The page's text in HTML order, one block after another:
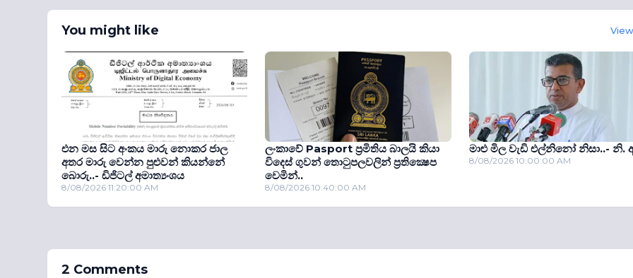
You might like
එන මස සිට අංකය මාරු නොකර ජාල
අතර මාරු වෙන්න පුළුවන් කියන්නේ
බොරු..- ඩිජිටල් අමාත්‍යංශය
8/08/2026 11:20:00 AM
ලංකාවේ Pasport ප‍්‍රමිතිය බාලයි කියා
විදෙස් ගුවන් තොටුපලවලින් ප‍්‍රතික්‍ෂෙප
වෙමින්..
8/08/2026 10:40:00 AM
මාළු මිල වැඩි එල්නිනෝ නිසා..- නි.
8/08/2026 10:00:00 AM
2 Comments